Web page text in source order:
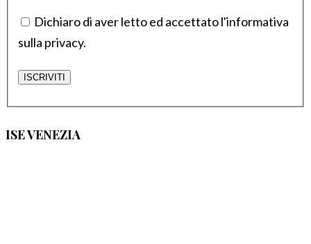
Dichiaro di aver letto ed accettato l'informativa
sulla privacy.
ISE VENEZIA